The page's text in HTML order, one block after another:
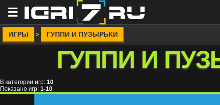
☰
ИГРЫ » ГУППИ И ПУЗЫРЬКИ
ГУППИ И
В категории игр: 10
Показано игр: 1-10